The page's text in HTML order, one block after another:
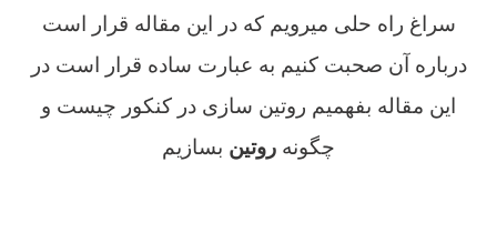
سراغ راه حلی میرویم که در این مقاله قرار است
درباره آن صحبت کنیم به عبارت ساده قرار است در
این مقاله بفهمیم روتین سازی در کنکور چیست و
چگونه روتین بسازیم